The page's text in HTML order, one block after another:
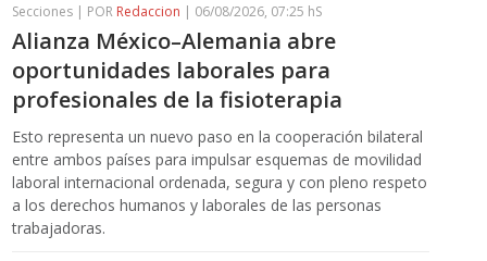
Secciones | POR Redaccion | 06/08/2026, 07:25 hS
Alianza México–Alemania abre
oportunidades laborales para
profesionales de la fisioterapia
Esto representa un nuevo paso en la cooperación bilateral
entre ambos países para impulsar esquemas de movilidad
laboral internacional ordenada, segura y con pleno respeto
a los derechos humanos y laborales de las personas
trabajadoras.